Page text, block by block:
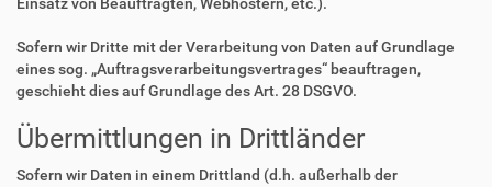
Einsatz von Beauftragten, Webhostern, etc.).
Sofern wir Dritte mit der Verarbeitung von Daten auf Grundlage
eines sog. „Auftragsverarbeitungsvertrages“ beauftragen,
geschieht dies auf Grundlage des Art. 28 DSGVO.
Übermittlungen in Drittländer
Sofern wir Daten in einem Drittland (d.h. außerhalb der